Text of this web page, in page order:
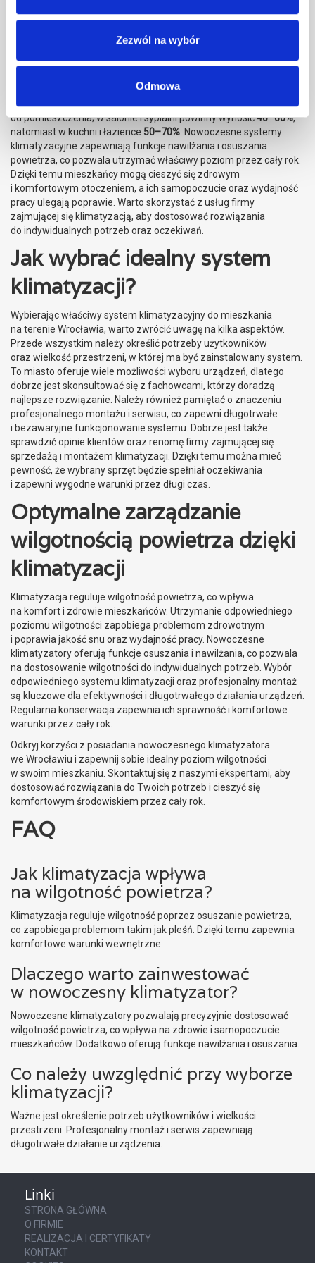
Zezwól na wybór
Odmowa
klimatyzator do mieszkania we Wrocławiuumożliwia regulację
wilgotności powietrza, co wpływa na samopoczucie
oraz efektywność pracy. Zbyt niski poziom wilgotności może
prowadzić do podrażnień błon śluzowych, suchej skóry
wilgotność sprzyja rozwojowi pleśni i roztoczy, które są szkodliwe
dla zdrowia. Optymalne poziomy różnią się w zależności
od pomieszczenia; w salonie i sypialni powinny wynosić40–60%,
natomiast w kuchni i łazience 50–70% . Nowoczesne systemy
klimatyzacyjne zapewniają funkcje nawilżania i osuszania
powietrza, co pozwala utrzymać właściwy poziom przez cały rok.
Dzięki temu mieszkańcy mogą cieszyć się zdrowym
i komfortowym otoczeniem, a ich samopoczucie oraz wydajność
pracy ulegają poprawie. Warto skorzystać z usług firmy
zajmującej się klimatyzacją, aby dostosować rozwiązania
do indywidualnych potrzeb oraz oczekiwań.
Jak wybrać idealny system
klimatyzacji?
Wybierając właściwy system klimatyzacyjny do mieszkania
na terenie Wrocławia, warto zwrócić uwagę na kilka aspektów.
Przede wszystkim należy określić potrzeby użytkowników
oraz wielkość przestrzeni, w której ma być zainstalowany system.
To miasto oferuje wiele możliwości wyboru urządzeń, dlatego
dobrze jest skonsultować się z fachowcami, którzy doradzą
najlepsze rozwiązanie. Należy również pamiętać o znaczeniu
profesjonalnego montażu i serwisu, co zapewni długotrwałe
i bezawaryjne funkcjonowanie systemu. Dobrze jest także
sprawdzić opinie klientów oraz renomę firmy zajmującej się
sprzedażą i montażem klimatyzacji. Dzięki temu można mieć
pewność, że wybrany sprzęt będzie spełniał oczekiwania
i zapewni wygodne warunki przez długi czas.
Optymalne zarządzanie
wilgotnością powietrza dzięki
klimatyzacji
Klimatyzacja reguluje wilgotność powietrza, co wpływa
na komfort i zdrowie mieszkańców. Utrzymanie odpowiedniego
poziomu wilgotności zapobiega problemom zdrowotnym
i poprawia jakość snu oraz wydajność pracy. Nowoczesne
klimatyzatory oferują funkcje osuszania i nawilżania, co pozwala
na dostosowanie wilgotności do indywidualnych potrzeb. Wybór
odpowiedniego systemu klimatyzacji oraz profesjonalny montaż
są kluczowe dla efektywności i długotrwałego działania urządzeń.
Regularna konserwacja zapewnia ich sprawność i komfortowe
warunki przez cały rok.
Odkryj korzyści z posiadania nowoczesnego klimatyzatora
we Wrocławiu i zapewnij sobie idealny poziom wilgotności
w swoim mieszkaniu. Skontaktuj się z naszymi ekspertami, aby
dostosować rozwiązania do Twoich potrzeb i cieszyć się
komfortowym środowiskiem przez cały rok.
FAQ
Jak klimatyzacja wpływa
na wilgotność powietrza?
Klimatyzacja reguluje wilgotność poprzez osuszanie powietrza,
co zapobiega problemom takim jak pleśń. Dzięki temu zapewnia
komfortowe warunki wewnętrzne.
Dlaczego warto zainwestować
w nowoczesny klimatyzator?
Nowoczesne klimatyzatory pozwalają precyzyjnie dostosować
wilgotność powietrza, co wpływa na zdrowie i samopoczucie
mieszkańców. Dodatkowo oferują funkcje nawilżania i osuszania.
Co należy uwzględnić przy wyborze
klimatyzacji?
Ważne jest określenie potrzeb użytkowników i wielkości
przestrzeni. Profesjonalny montaż i serwis zapewniają
długotrwałe działanie urządzenia.
Linki
STRONA GŁÓWNA
O FIRMIE
REALIZACJA I CERTYFIKATY
KONTAKT